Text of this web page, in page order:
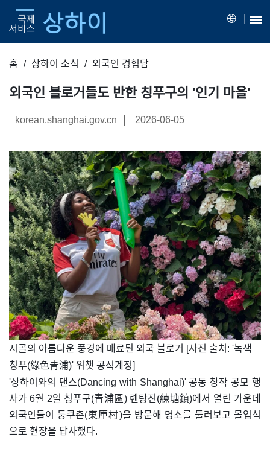
홈 상하이 소식 외국인 경험담
외국인 블로거들도 반한 칭푸구의 '인기 마을'
korean.shanghai.gov.cn | 2026-06-05
​시골의 아름다운 풍경에 매료된 외국 블로거 [사진 출처: '녹색
칭푸(綠色青浦)' 위챗 공식계정]
'상하이와의 댄스(Dancing with Shanghai)' 공동 창작 공모 행
사가 6월 2일 칭푸구(青浦區) 롄탕진(練塘鎮)에서 열린 가운데
외국인들이 둥쿠촌(東厙村)을 방문해 명소를 둘러보고 몰입식
으로 현장을 답사했다.